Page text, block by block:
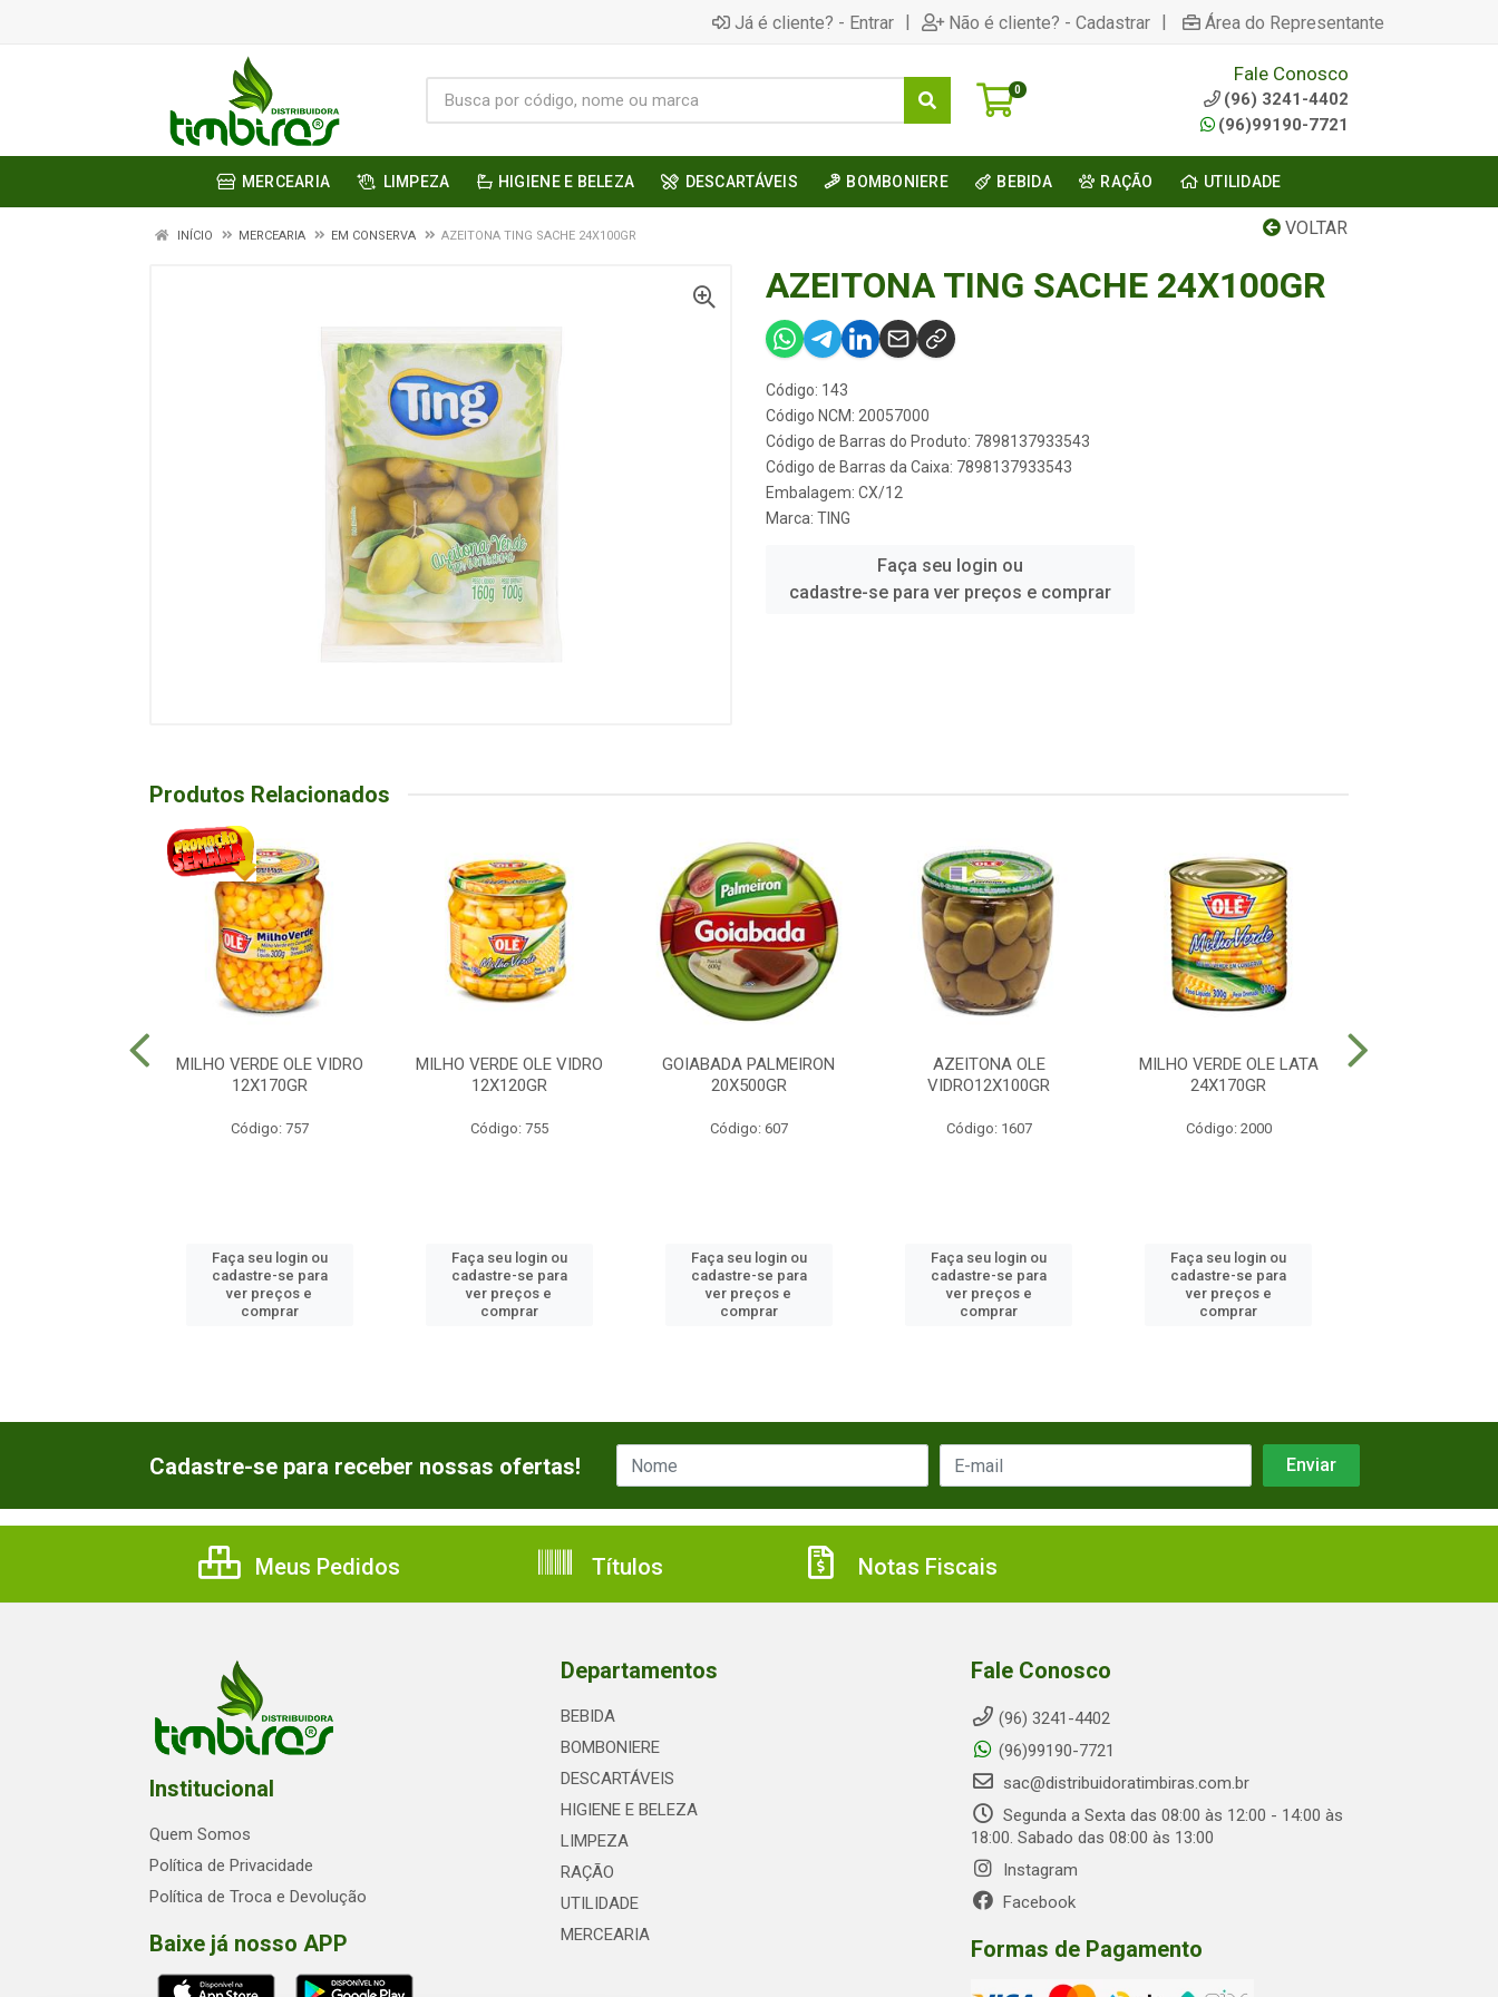
Já é cliente? - Entrar | Não é cliente? - Cadastrar | Área do Representante
0
Fale Conosco
(96) 3241-4402
(96)99190-7721
MERCEARIA LIMPEZA HIGIENE E BELEZA DESCARTÁVEIS BOMBONIERE BEBIDA RAÇÃO UTILIDADE
VOLTAR
INÍCIO MERCEARIA EM CONSERVA AZEITONA TING SACHE 24X100GR
AZEITONA TING SACHE 24X100GR
Código: 143
Código NCM: 20057000
Código de Barras do Produto: 7898137933543
Código de Barras da Caixa: 7898137933543
Embalagem: CX/12
Marca: TING
Faça seu login ou
cadastre-se para ver preços e comprar
Produtos Relacionados
MILHO VERDE OLE VIDRO
12X170GR
Código: 757
Faça seu login ou
cadastre-se para
ver preços e
comprar
MILHO VERDE OLE VIDRO
12X120GR
Código: 755
Faça seu login ou
cadastre-se para
ver preços e
comprar
GOIABADA PALMEIRON
20X500GR
Código: 607
Faça seu login ou
cadastre-se para
ver preços e
comprar
AZEITONA OLE
VIDRO12X100GR
Código: 1607
Faça seu login ou
cadastre-se para
ver preços e
comprar
MILHO VERDE OLE LATA
24X170GR
Código: 2000
Faça seu login ou
cadastre-se para
ver preços e
comprar
Cadastre-se para receber nossas ofertas!
Meus Pedidos Títulos Notas Fiscais
Institucional
Quem Somos
Política de Privacidade
Política de Troca e Devolução
Baixe já nosso APP
Departamentos
BEBIDA
BOMBONIERE
DESCARTÁVEIS
HIGIENE E BELEZA
LIMPEZA
RAÇÃO
UTILIDADE
MERCEARIA
Fale Conosco
(96) 3241-4402
(96)99190-7721
sac@distribuidoratimbiras.com.br
Segunda a Sexta das 08:00 às 12:00 - 14:00 às
18:00. Sabado das 08:00 às 13:00
Instagram
Facebook
Formas de Pagamento